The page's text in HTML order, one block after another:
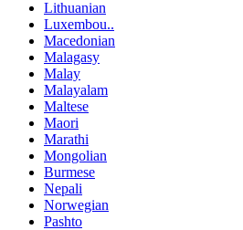
Lithuanian
Luxembou..
Macedonian
Malagasy
Malay
Malayalam
Maltese
Maori
Marathi
Mongolian
Burmese
Nepali
Norwegian
Pashto